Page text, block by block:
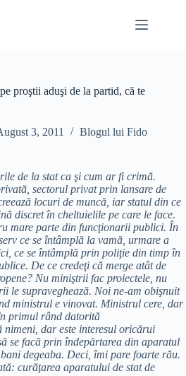
proştii aduşi de la partid, că te
3, 2011 Blogul lui Fido
de la stat ca şi cum ar fi crimă.
sectorul privat prin lansare de
locuri de muncă, iar statul din ce
discret în cheltuielile pe care le face.
mare parte din funcţionarii publici. În
ce se întâmplă la vamă, urmare a
ce se întâmplă prin poliţie din timp în
De ce credeţi că merge atât de
Nu miniştrii fac proiectele, nu
le supraveghează. Noi ne-am obişnuit
ministrul e vinovat. Ministrul cere, dar
primul rând datorită
dar este interesul oricărui
se facă prin îndepărtarea din aparatul
degeaba. Deci, îmi pare foarte rău.
curăţarea aparatului de stat de